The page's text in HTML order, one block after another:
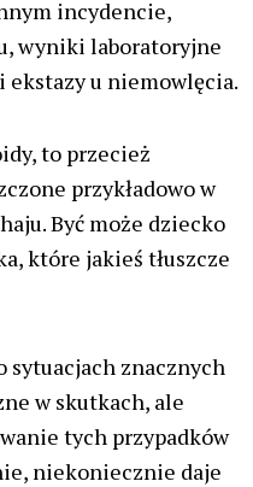
incydencie,
wyniki laboratoryjne
ekstazy u niemowlęcia.
to przecież
przykładowo w
Być może dziecko
które jakieś tłuszcze
sytuacjach znacznych
w skutkach, ale
tych przypadków
niekoniecznie daje